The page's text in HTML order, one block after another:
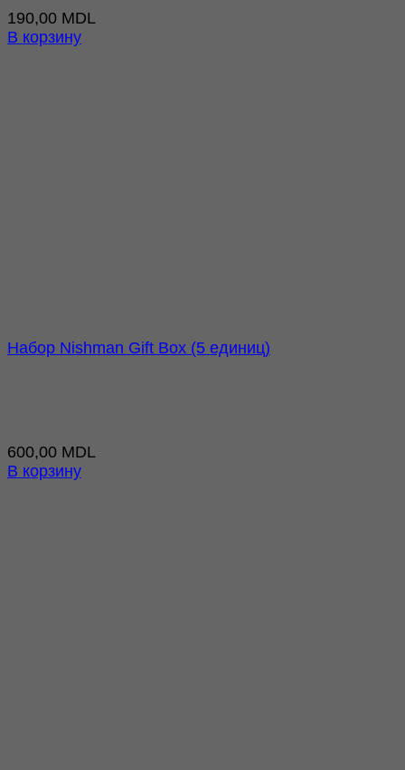
190,00 MDL
В корзину
Набор Nishman Gift Box (5 единиц)
600,00 MDL
В корзину